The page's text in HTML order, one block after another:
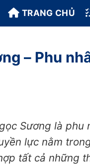
TRANG CHỦ
– Phu
Sương là
lực nằm
tất cả những